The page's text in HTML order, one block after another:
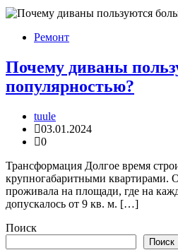
Ремонт
Почему диваны
популярностью?
tuule
03.01.2024
0
Трансформация Долгое время
крупногабаритными квартирами.
проживала на площади, где на
допускалось от 9 кв. м. […]
Поиск
Поиск